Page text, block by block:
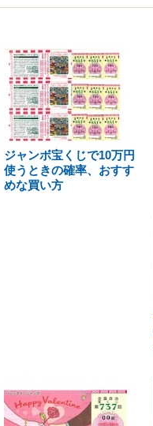
ジャンボ宝くじで10万円
使うときの確率、おすす
めな買い方